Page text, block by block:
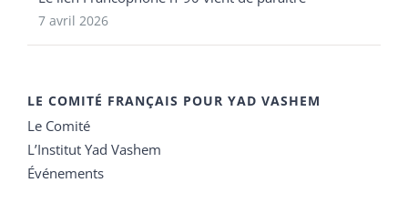
7 avril 2026
LE COMITÉ FRANÇAIS POUR YAD VASHEM
Le Comité
L’Institut Yad Vashem
Événements